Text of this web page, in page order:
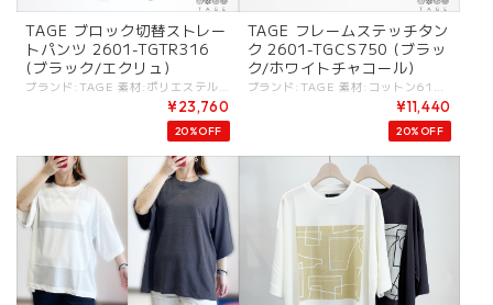
TAGE ブロック切替ストレー
トパンツ 2601-TGTR316
(ブラック/エクリュ)
ブランド:TAGE 素材:ポリエステル100%. カラー:・ブラック ・エクリュ サイズ:[36].W:66-72cm/H:92cm/股上:32cm/股下:64cm/腿周:58cm/ [38].W:72-79cm/H:96cm/股上:37cm/股下:67cm/腿周:64cm/ - 落ち感と共にふくらみもある、ヴィンテージ感のあるサテン素材。 タンブラー加工により程よいワッシャーの表面感と柔らかさが特徴の素材。 ウエストゴム仕様。 横切り替えデザイン。 #TAGE #タージュ -TAGE- MINIMALISM：コントラストが特徴のシンプルな表現. FUNCTIONAL：ボディの動きに寄りそうパターン. CLEAN：洗練されたディテールとクリーンなシルエット. これらがKEYとなる[TAGE]のデザインフィロソフィ。 - - - - - [ＴＡＧＥ]は高田祐子による東京をベースにしているレディスウェアブランド。 ミニマルアートやドローイングから影響を受けたコレクションが多く、デザインは不規則な変化・カラーコンビネーション・切り替えテクニックなどのコントラストが特徴のシンプルな表現を基本としている。 ----------- ※商品カラーは撮影時の光や閲覧環境によって、実際の商品と若干異なる場合がございます ※平置き採寸となりますので、多少の誤差が生じる場合がございます。 (ニットなど製品上、伸縮性があるものも伸ばさずに計測) ※タグ記載の注意事項、洗濯表示を必ずお読みください。 ☆その他気になる点はお気軽にご連絡ください☆ tage-2601tgtr316
¥23,760
20%OFF
TAGE フレームステッチタン
ク 2601-TGCS750 (ブラッ
ク/ホワイトチャコール)
ブランド:TAGE 素材:コットン61%,レーヨン39%. カラー:・ブラック ・ホワイト ・チャコール サイズ:[38].着丈:49cm/バスト:126cm/肩幅:61cm/ - 糸や編み方でヴィンテージ感を出した天竺素材。 柔らかさと羽毛の少ないクリアな印象がバランス良いジャージートップス。 肩先は落ち感が出るデザイン。 フロントにフレーム布縫い付けデザイン。 後ろ裾にスリット。 #TAGE #タージュ -TAGE- MINIMALISM：コントラストが特徴のシンプルな表現. FUNCTIONAL：ボディの動きに寄りそうパターン. CLEAN：洗練されたディテールとクリーンなシルエット. これらがKEYとなる[TAGE]のデザインフィロソフィ。 - - - - - [ＴＡＧＥ]は高田祐子による東京をベースにしているレディスウェアブランド。 ミニマルアートやドローイングから影響を受けたコレクションが多く、デザインは不規則な変化・カラーコンビネーション・切り替えテクニックなどのコントラストが特徴のシンプルな表現を基本としている。 ----------- ※商品カラーは撮影時の光や閲覧環境によって、実際の商品と若干異なる場合がございます ※平置き採寸となりますので、多少の誤差が生じる場合がございます。 (ニットなど製品上、伸縮性があるものも伸ばさずに計測) ※タグ記載の注意事項、洗濯表示を必ずお読みください。 ☆その他気になる点はお気軽にご連絡ください☆ tage-2601tgcs750
¥11,440
20%OFF